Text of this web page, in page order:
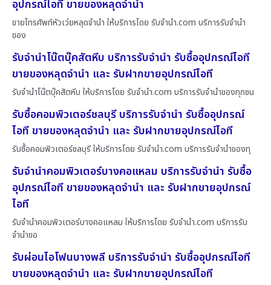
อุปกรณ์ไอที ขายของหลุดจำนำ
ขายโทรศัพท์หัวเว่ยหลุดจำนำ ให้บริการโดย รับจํานํา.com บริการรับจำนำ
ของ
รับจำนำโน๊ตบุ๊คสัตหีบ บริการรับจำนำ รับซื้ออุปกรณ์ไอที
ขายของหลุดจำนำ และ รับฝากขายอุปกรณ์ไอที
รับจำนำโน๊ตบุ๊คสัตหีบ ให้บริการโดย รับจํานํา.com บริการรับจำนำของทุกชน
รับซื้อคอมพิวเตอร์ชลบุรี บริการรับจำนำ รับซื้ออุปกรณ์
ไอที ขายของหลุดจำนำ และ รับฝากขายอุปกรณ์ไอที
รับซื้อคอมพิวเตอร์ชลบุรี ให้บริการโดย รับจํานํา.com บริการรับจำนำของทุ
รับจำนำคอมพิวเตอร์บางคอแหลม บริการรับจำนำ รับซื้อ
อุปกรณ์ไอที ขายของหลุดจำนำ และ รับฝากขายอุปกรณ์
ไอที
รับจำนำคอมพิวเตอร์บางคอแหลม ให้บริการโดย รับจํานํา.com บริการรับ
จำนำขอ
รับผ่อนไอโฟนบางพลี บริการรับจำนำ รับซื้ออุปกรณ์ไอที
ขายของหลุดจำนำ และ รับฝากขายอุปกรณ์ไอที